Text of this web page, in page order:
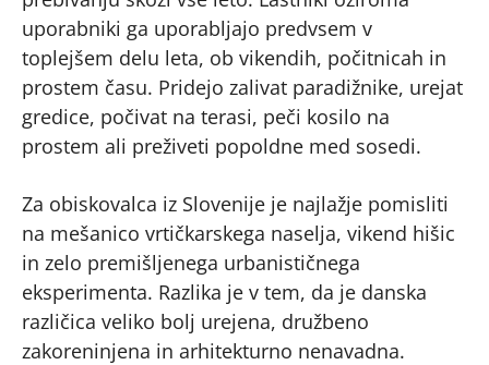
uporabniki ga uporabljajo predvsem v
toplejšem delu leta, ob vikendih, počitnicah in
prostem času. Pridejo zalivat paradižnike, urejat
gredice, počivat na terasi, peči kosilo na
prostem ali preživeti popoldne med sosedi.
Za obiskovalca iz Slovenije je najlažje pomisliti
na mešanico vrtičkarskega naselja, vikend hišic
in zelo premišljenega urbanističnega
eksperimenta. Razlika je v tem, da je danska
različica veliko bolj urejena, družbeno
zakoreninjena in arhitekturno nenavadna.